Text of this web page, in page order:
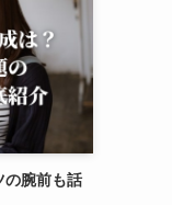
の腕前も話